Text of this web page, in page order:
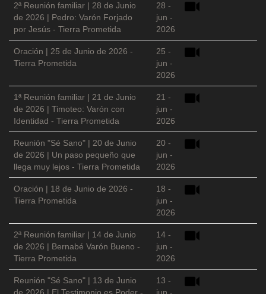
2ª Reunión familiar | 28 de Junio
de 2026 | Pedro: Varón Forjado
por Jesús - Tierra Prometida
28 -
jun -
2026
Oración | 25 de Junio de 2026 -
Tierra Prometida
25 -
jun -
2026
1ª Reunión familiar | 21 de Junio
de 2026 | Timoteo: Varón con
Identidad - Tierra Prometida
21 -
jun -
2026
Reunión "Sé Sano" | 20 de Junio
de 2026 | Un paso pequeño que
llega muy lejos - Tierra Prometida
20 -
jun -
2026
Oración | 18 de Junio de 2026 -
Tierra Prometida
18 -
jun -
2026
2ª Reunión familiar | 14 de Junio
de 2026 | Bernabé Varón Bueno -
Tierra Prometida
14 -
jun -
2026
Reunión "Sé Sano" | 13 de Junio
13 -